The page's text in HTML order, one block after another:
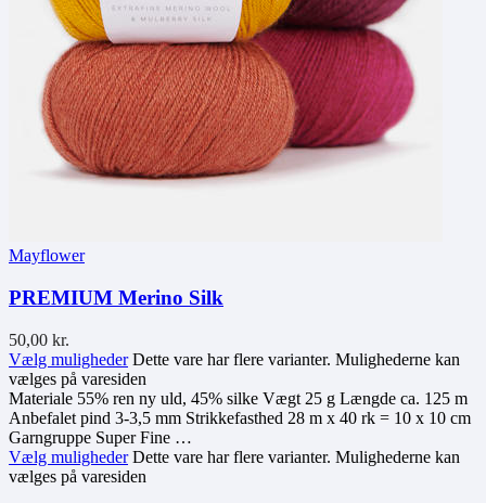
Mayflower
PREMIUM Merino Silk
50,00 kr.
Vælg muligheder Dette vare har flere varianter. Mulighederne kan
vælges på varesiden
Materiale 55% ren ny uld, 45% silke Vægt 25 g Længde ca. 125 m
Anbefalet pind 3-3,5 mm Strikkefasthed 28 m x 40 rk = 10 x 10 cm
Garngruppe Super Fine …
Vælg muligheder Dette vare har flere varianter. Mulighederne kan
vælges på varesiden